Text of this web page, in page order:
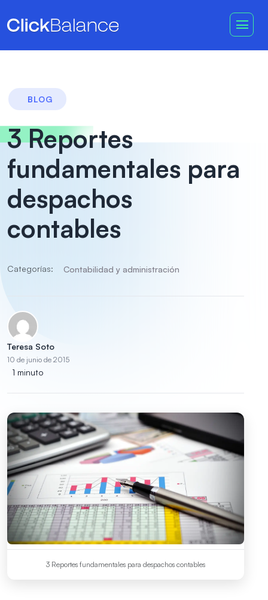
BLOG
3 Reportes
fundamentales para
despachos
contables
Categorías: Contabilidad y administración
Teresa Soto
10 de junio de 2015
1 minuto
3 Reportes fundamentales para despachos contables